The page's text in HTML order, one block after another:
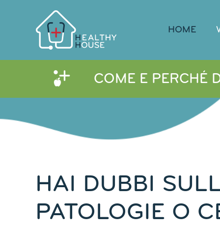
HOME
COME E PERCHÉ
HAI DUBBI
PATOLOGIE O